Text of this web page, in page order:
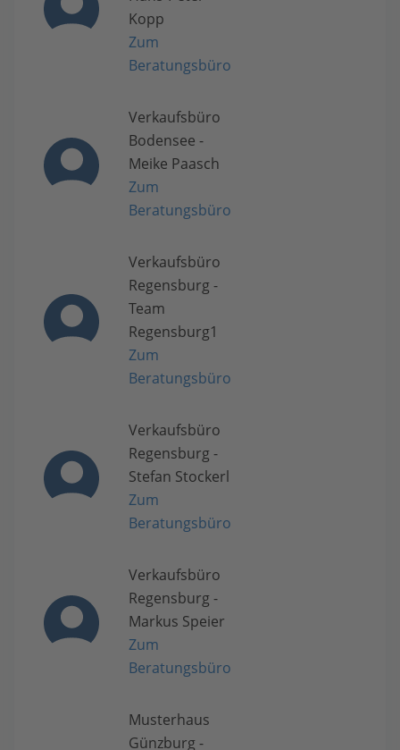
Kopp
Zum
Beratungsbüro
Verkaufsbüro
Bodensee -
Meike Paasch
Zum
Beratungsbüro
Verkaufsbüro
Regensburg -
Team
Regensburg1
Zum
Beratungsbüro
Verkaufsbüro
Regensburg -
Stefan Stockerl
Zum
Beratungsbüro
Verkaufsbüro
Regensburg -
Markus Speier
Zum
Beratungsbüro
Musterhaus
Günzburg -